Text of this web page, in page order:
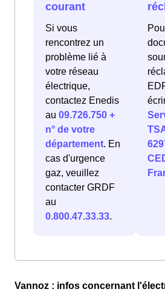
courant
Si vous
rencontrez un
problème lié à
votre réseau
électrique,
contactez Enedis
au 09.726.750 +
n° de votre
département. En
cas d'urgence
gaz, veuillez
contacter GRDF
au
0.800.47.33.33.
Vannoz : infos concernant